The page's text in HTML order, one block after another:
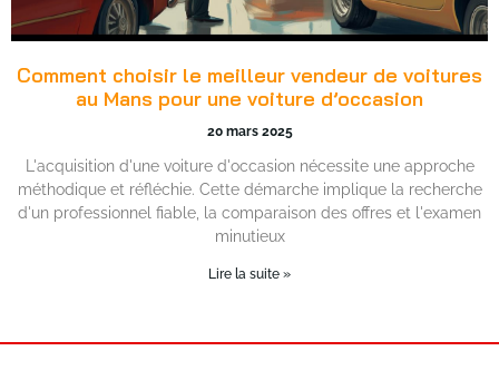
Comment choisir le meilleur vendeur de voitures
au Mans pour une voiture d’occasion
20 mars 2025
L'acquisition d'une voiture d'occasion nécessite une approche
méthodique et réfléchie. Cette démarche implique la recherche
d'un professionnel fiable, la comparaison des offres et l'examen
minutieux
Lire la suite »